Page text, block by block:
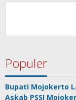
Populer
Bupati Mojokerto
Askab PSSI